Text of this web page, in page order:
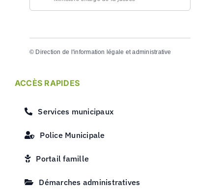
© Direction de l'information légale et administrative
ACCÈS RAPIDES
Services municipaux
Police Municipale
Portail famille
Démarches administratives